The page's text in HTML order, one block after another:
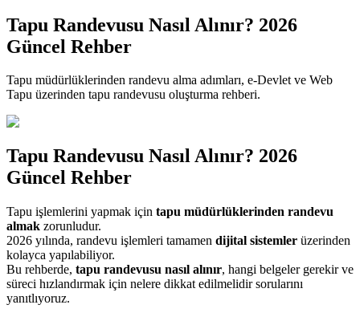
Tapu Randevusu Nasıl Alınır? 2026
Güncel Rehber
Tapu müdürlüklerinden randevu alma adımları, e-Devlet ve Web
Tapu üzerinden tapu randevusu oluşturma rehberi.
Tapu Randevusu Nasıl Alınır? 2026
Güncel Rehber
Tapu işlemlerini yapmak için tapu müdürlüklerinden randevu
almak zorunludur.
2026 yılında, randevu işlemleri tamamen dijital sistemler üzerinden
kolayca yapılabiliyor.
Bu rehberde, tapu randevusu nasıl alınır, hangi belgeler gerekir ve
süreci hızlandırmak için nelere dikkat edilmelidir sorularını
yanıtlıyoruz.